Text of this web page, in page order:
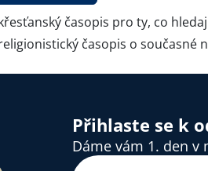
časopis pro ty, co
časopis o současné
Přihlaste se k
Dáme vám 1. den v